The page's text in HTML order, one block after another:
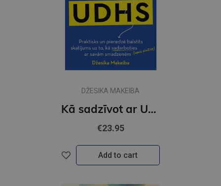
DŽESIKA MAKEIBA
Kā sadzīvot ar UDHS
€23.95
Add to cart